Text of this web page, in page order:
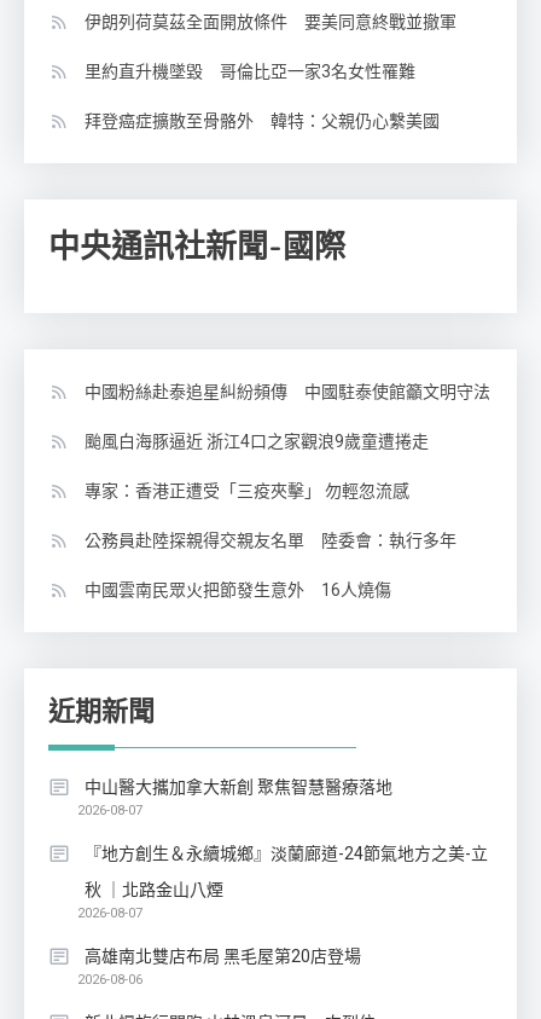
伊朗列荷莫茲全面開放條件 要美同意終戰並撤軍
里約直升機墜毀 哥倫比亞一家3名女性罹難
拜登癌症擴散至骨骼外 韓特：父親仍心繫美國
中央通訊社新聞-國際
中國粉絲赴泰追星糾紛頻傳 中國駐泰使館籲文明守法
颱風白海豚逼近 浙江4口之家觀浪9歲童遭捲走
專家：香港正遭受「三疫夾擊」 勿輕忽流感
公務員赴陸探親得交親友名單 陸委會：執行多年
中國雲南民眾火把節發生意外 16人燒傷
近期新聞
中山醫大攜加拿大新創 聚焦智慧醫療落地
2026-08-07
『地方創生＆永續城鄉』淡蘭廊道-24節氣地方之美-立
秋 ｜北路金山八煙
2026-08-07
高雄南北雙店布局 黑毛屋第20店登場
2026-08-06